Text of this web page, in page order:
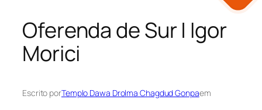
Oferenda de Sur | Igor
Morici
Escrito porTemplo Dawa Drolma Chagdud Gonpaem